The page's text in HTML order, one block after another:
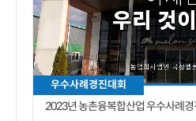
우수사례경진대회
2023년 농촌융복합산업 우수사례